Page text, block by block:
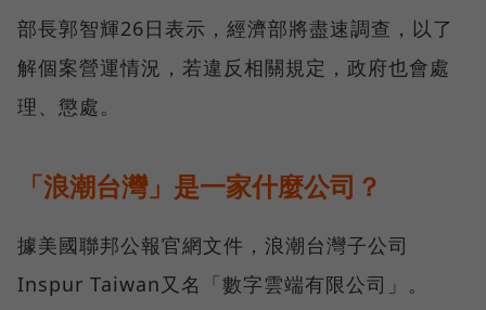
部長郭智輝26日表示，經濟部將盡速調查，以了
解個案營運情況，若違反相關規定，政府也會處
理、懲處。
「浪潮台灣」是一家什麼公司？
據美國聯邦公報官網文件，浪潮台灣子公司
Inspur Taiwan又名「數字雲端有限公司」。